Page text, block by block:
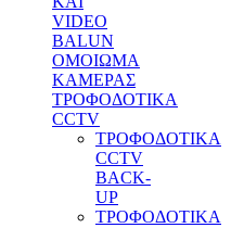
VIDEO
BALUN
ΟΜΟΙΩΜΑ
ΚΑΜΕΡΑΣ
ΤΡΟΦΟΔΟΤΙΚΑ
CCTV
ΤΡΟΦΟΔΟΤΙΚΑ
CCTV
BACK-
UP
ΤΡΟΦΟΔΟΤΙΚΑ